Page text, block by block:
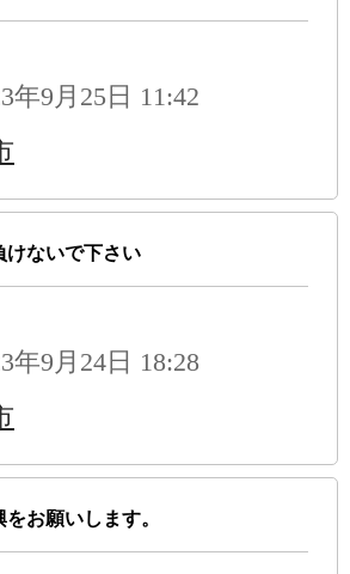
年9月25日 11:42
けないで下さい
年9月24日 18:28
お願いします。